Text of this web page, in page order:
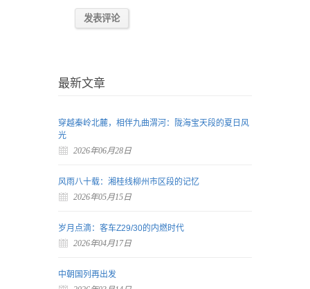
最新文章
穿越秦岭北麓，相伴九曲渭河：陇海宝天段的夏日风
光
2026年06月28日
风雨八十载：湘桂线柳州市区段的记忆
2026年05月15日
岁月点滴：客车Z29/30的内燃时代
2026年04月17日
中朝国列再出发